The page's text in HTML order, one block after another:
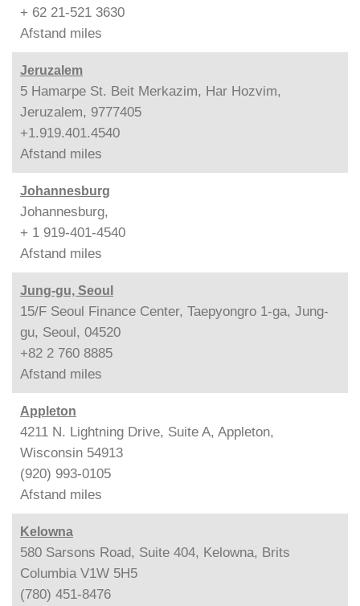
+ 62 21-521 3630
Afstand miles
Jeruzalem
5 Hamarpe St. Beit Merkazim, Har Hozvim,
Jeruzalem, 9777405
+1.919.401.4540
Afstand miles
Johannesburg
Johannesburg,
+ 1 919-401-4540
Afstand miles
Jung-gu, Seoul
15/F Seoul Finance Center, Taepyongro 1-ga, Jung-
gu, Seoul, 04520
+82 2 760 8885
Afstand miles
Appleton
4211 N. Lightning Drive, Suite A, Appleton,
Wisconsin 54913
(920) 993-0105
Afstand miles
Kelowna
580 Sarsons Road, Suite 404, Kelowna, Brits
Columbia V1W 5H5
(780) 451-8476